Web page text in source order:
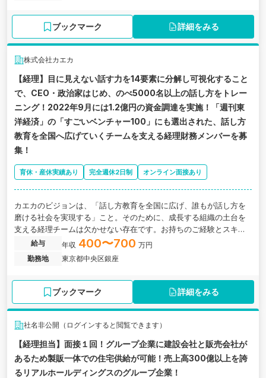
ブックマーク 詳細をみる
株式会社カエカ
【経理】目に見えない話す力を14要素に分解し可視化すること
で、CEO・政治家はじめ、のべ5000名以上の話し方をトレー
ニング！2022年9月には1.2億円の資金調達を実施！「週刊東
洋経済」の「すごいベンチャー100」にも選出された、話し方
教育を全国へ広げていくチームを支える経理財務メンバーを募
集！
育休・産休実績あり 完全週休2日制 オンライン面接あり
カエカのビジョンは、「話し方教育を全国に広げ、誰もが話し方を
磨ける社会を実現する」こと。そのために、成長する組織の土台を
支える経理チームは欠かせない存在です。お持ちのご経験とスキル
で、一緒にこの未来を実現したい。
給与 年収 400〜700 万円
勤務地
東京都中央区銀座
ブックマーク 詳細をみる
社名非公開（ログインすると閲覧できます）
【経理担当】面接１回！グループ企業に建設会社と販売会社が
あるため製販一体での住宅供給が可能！売上高300億以上を誇
るリアルホールディングスのグループ企業！